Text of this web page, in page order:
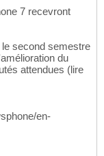
7 recevront
le second semestre
du
attendues (lire
en-